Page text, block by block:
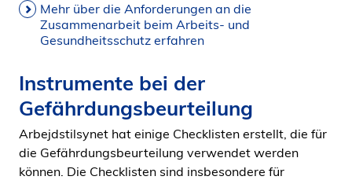
Mehr über die Anforderungen an die
Zusammenarbeit beim Arbeits- und
Gesundheitsschutz erfahren
Instrumente bei der
Gefährdungsbeurteilung
Arbejdstilsynet hat einige Checklisten erstellt, die für
die Gefährdungsbeurteilung verwendet werden
können. Die Checklisten sind insbesondere für